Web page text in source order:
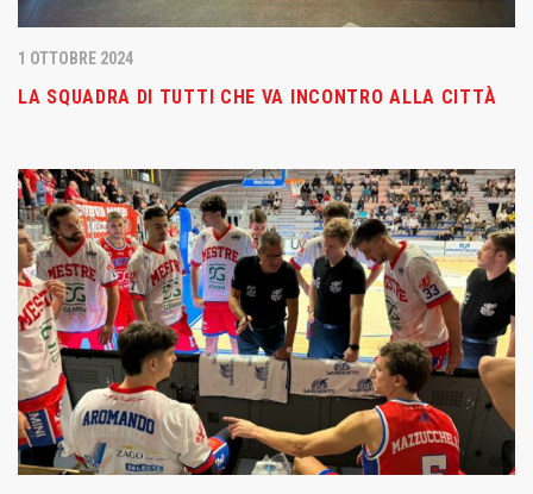
1 OTTOBRE 2024
LA SQUADRA DI TUTTI CHE VA INCONTRO ALLA CITTÀ